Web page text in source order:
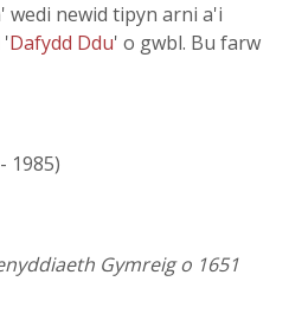
newid tipyn arni a'i
'Dafydd Ddu' o gwbl. Bu farw
1985)
Gymreig o 1651